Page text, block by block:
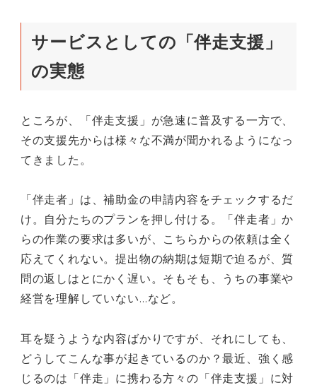
サービスとしての「伴走支援」
の実態
ところが、「伴走支援」が急速に普及する一方で、
その支援先からは様々な不満が聞かれるようになっ
てきました。
「伴走者」は、補助金の申請内容をチェックするだ
け。自分たちのプランを押し付ける。「伴走者」か
らの作業の要求は多いが、こちらからの依頼は全く
応えてくれない。提出物の納期は短期で迫るが、質
問の返しはとにかく遅い。そもそも、うちの事業や
経営を理解していない…など。
耳を疑うような内容ばかりですが、それにしても、
どうしてこんな事が起きているのか？最近、強く感
じるのは「伴走」に携わる方々の「伴走支援」に対